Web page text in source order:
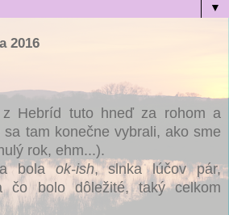
▼
2016
Hebríd tuto hneď za rohom a
tam konečne vybrali, ako sme
rok, ehm...).
bolaok-ish, slnka lúčov pár,
čo bolo dôležité, taký celkom